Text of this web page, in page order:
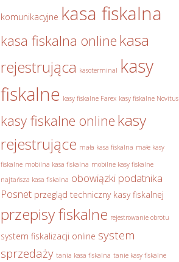
komunikacyjne kasa fiskalna
kasa fiskalna online kasa
rejestrująca kasoterminal kasy
fiskalne kasy fiskalne Farex kasy fiskalne Novitus
kasy fiskalne online kasy
rejestrujące mała kasa fiskalna małe kasy
fiskalne mobilna kasa fiskalna mobilne kasy fiskalne
najtańsza kasa fiskalna obowiązki podatnika
Posnet przegląd techniczny kasy fiskalnej
przepisy fiskalne rejestrowanie obrotu
system fiskalizacji online system
sprzedaży tania kasa fiskalna tanie kasy fiskalne